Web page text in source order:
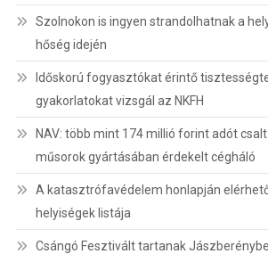
Szolnokon is ingyen strandolhatnak a
hőség idején
Időskorú fogyasztókat érintő
gyakorlatokat vizsgál az NKFH
NAV: több mint 174 millió forint adót
műsorok gyártásában érdekelt cégháló
A katasztrófavédelem honlapján
helyiségek listája
Csángó Fesztivált tartanak